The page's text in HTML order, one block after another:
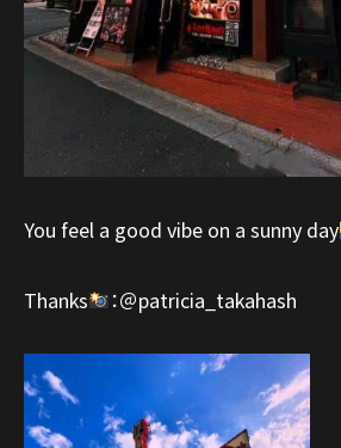
You feel a good vibe on a sunny day
Thanks ：＠patricia_takahash